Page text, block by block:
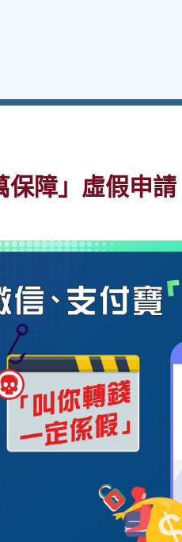
保障」虛假申請